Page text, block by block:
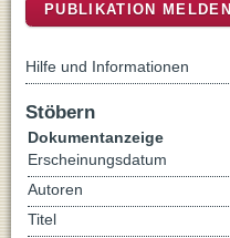
PUBLIKATION MELDEN
Hilfe und Informationen
Stöbern
Dokumentanzeige
Erscheinungsdatum
Autoren
Titel